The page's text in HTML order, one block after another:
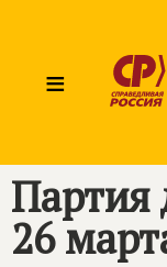
≡
Партия
26